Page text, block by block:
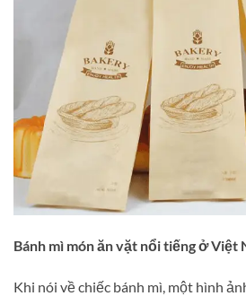
Bánh mì món ăn vặt nổi tiếng ở Việt
Khi nói về chiếc bánh mì, một hình